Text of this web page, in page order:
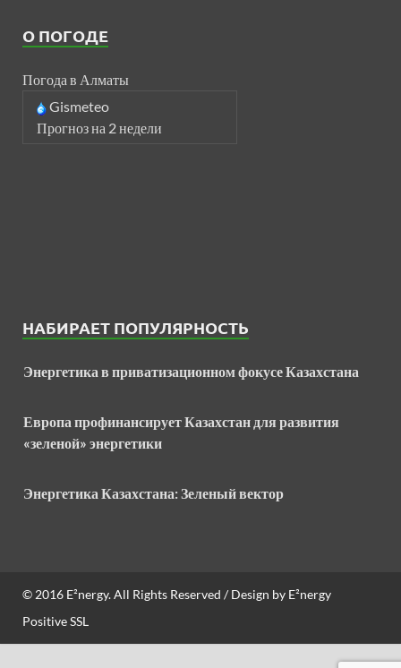
О ПОГОДЕ
Погода в Алматы
Gismeteo
Прогноз на 2 недели
НАБИРАЕТ ПОПУЛЯРНОСТЬ
Энергетика в приватизационном фокусе Казахстана
Европа профинансирует Казахстан для развития
«зеленой» энергетики
Энергетика Казахстана: Зеленый вектор
© 2016 E²nergy. All Rights Reserved / Design by E²nergy
Positive SSL